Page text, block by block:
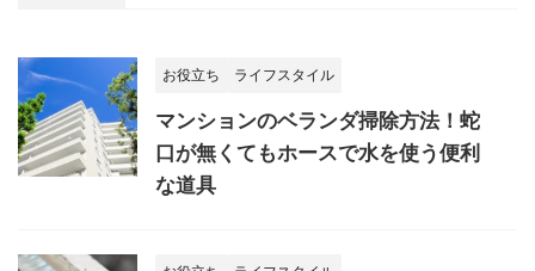
お役立ち ライフスタイル
マンションのベランダ掃除方法！蛇
口が無くてもホースで水を使う便利
な道具